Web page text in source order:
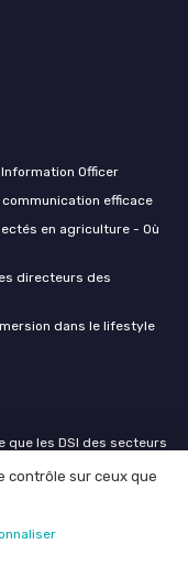
Officer
efficace
en agriculture - Où
directeurs des
dans le lifestyle
que les DSI des secteurs
du progiciel de
du progiciel de
contrôle sur ceux que